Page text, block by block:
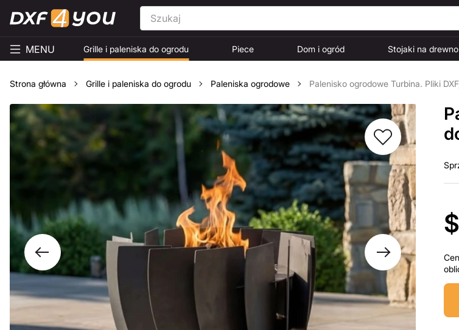
MENU Grille i paleniska do ogrodu Piece Dom i ogród Stojaki na drewno
Strona główna Grille i paleniska do ogrodu Paleniska ogrodowe Palenisko ogrodowe Turbina. Pliki